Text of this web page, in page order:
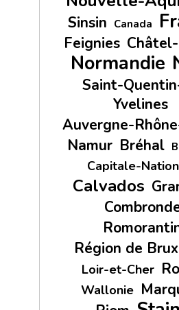
Sinsin Canada
Feignies
Normandie
Saint-
Yvelines
Auvergne-
Namur Bréhal
Capitale-
Calvados
Région de
Loir-et-Cher
Wallonie